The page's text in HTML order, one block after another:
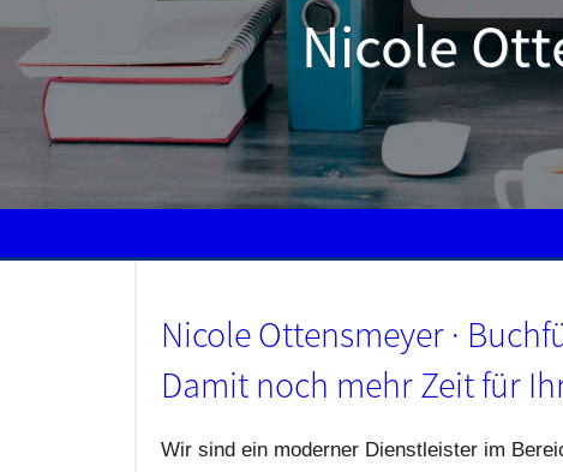
Nicole
Nicole Ottensmeyer ·
Damit noch mehr Zeit für
Wir sind ein moderner Dienstleister im